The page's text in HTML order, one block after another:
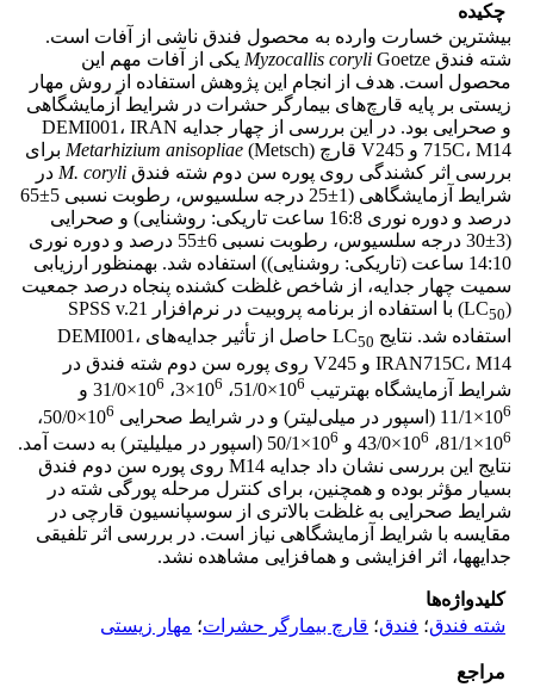
چکیده
بیشترین خسارت وارده به محصول فندق ناشی از آفات است.
شته فندق
Myzocallis coryli Goetze یکی از آفات مهم این
محصول است. هدف از انجام این پژوهش استفاده از روش مهار
زیستی بر پایه قارچ‌های بیمارگر حشرات در شرایط آزمایشگاهی
و صحرایی بود. در این بررسی از چهار جدایه DEMI001، IRAN
715C­، M14 و V245 قارچ
Metarhizium anisopliae (Metsch) برای
بررسی اثر کشندگی روی پوره سن دوم شته فندق M. coryli در
شرایط آزمایشگاهی (1±25 درجه سلسیوس، رطوبت نسبی 5±65
درصد و دوره نوری 16:8 ساعت تاریکی: روشنایی) و صحرایی
(3±30 درجه سلسیوس، رطوبت نسبی 6±55 درصد و دوره نوری
14:10 ساعت (تاریکی: روشنایی)) استفاده شد. به­منظور ارزیابی
سمیت چهار جدایه، از شاخص غلظت کشنده پنجاه ‌درصد جمعیت
(LC
50
) با استفاده از برنامه پروبیت در نرم‌افزار SPSS v.21
استفاده شد. نتایج LC 50
حاصل از تأثیر جدایه­‌های DEMI001،
IRAN715C، M14 و V245 روی پوره سن دوم شته فندق در
شرایط آزمایشگاه به­ترتیب 10 6 ×51/0، 10 6 ×3، 10 6
×31/0 و
106 ×11/1 (اسپور در میلی‌لیتر) و در شرایط صحرایی 10 6
×50/0،
106 ×81/1، ­­10 6 ×43/0 و 10 6
×50/1 (اسپور در میلی­لیتر) به دست آمد.
نتایج این بررسی نشان داد جدایه M14 روی پوره سن دوم فندق
بسیار مؤثر بوده و هم­چنین، برای کنترل مرحله پورگی شته در
شرایط صحرایی به غلظت بالاتری از سوسپانسیون قارچی در
مقایسه با شرایط آزمایشگاهی نیاز است. در بررسی اثر تلفیقی
جدایه­ها، اثر افزایشی و هم­افزایی مشاهده نشد.
کلیدواژه‌ها
شته فندق؛ فندق؛ قارچ بیمارگر حشرات؛ مهار زیستی
مراجع